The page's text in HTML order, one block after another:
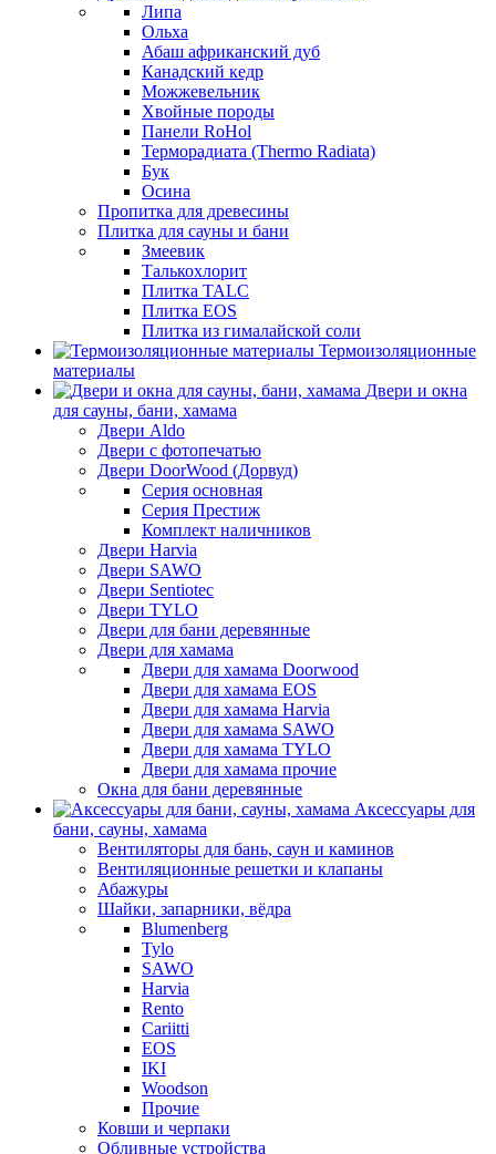
Липа
Ольха
Абаш африканский дуб
Канадский кедр
Можжевельник
Хвойные породы
Панели RoHol
Терморадиата (Thermo Radiata)
Бук
Осина
Пропитка для древесины
Плитка для сауны и бани
Змеевик
Талькохлорит
Плитка TALC
Плитка EOS
Плитка из гималайской соли
Термоизоляционные
материалы
Двери и окна
для сауны, бани, хамама
Двери Aldo
Двери с фотопечатью
Двери DoorWood (Дорвуд)
Серия основная
Серия Престиж
Комплект наличников
Двери Harvia
Двери SAWO
Двери Sentiotec
Двери TYLO
Двери для бани деревянные
Двери для хамама
Двери для хамама Doorwood
Двери для хамама EOS
Двери для хамама Harvia
Двери для хамама SAWO
Двери для хамама TYLO
Двери для хамама прочие
Окна для бани деревянные
Аксессуары для
бани, сауны, хамама
Вентиляторы для бань, саун и каминов
Вентиляционные решетки и клапаны
Абажуры
Шайки, запарники, вёдра
Blumenberg
Tylo
SAWO
Harvia
Rento
Cariitti
EOS
IKI
Woodson
Прочие
Ковши и черпаки
Обливные устройства